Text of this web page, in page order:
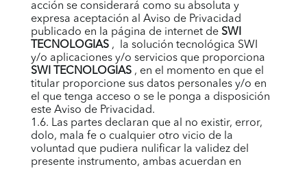
acción se considerará como su absoluta y
expresa aceptación al Aviso de Privacidad
publicado en la página de internet de SWI
TECNOLOGIAS , la solución tecnológica SWI
y/o aplicaciones y/o servicios que proporciona
SWI TECNOLOGIAS , en el momento en que el
titular proporcione sus datos personales y/o en
el que tenga acceso o se le ponga a disposición
este Aviso de Privacidad.
1.6. Las partes declaran que al no existir, error,
dolo, mala fe o cualquier otro vicio de la
voluntad que pudiera nulificar la validez del
presente instrumento, ambas acuerdan en